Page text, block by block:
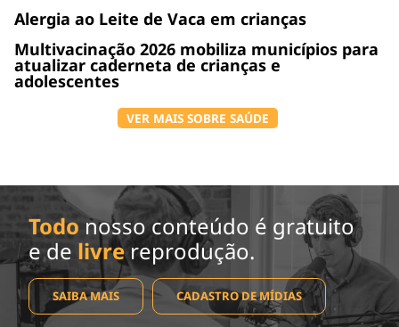
Alergia ao Leite de Vaca em crianças
Multivacinação 2026 mobiliza municípios para
atualizar caderneta de crianças e
adolescentes
VER MAIS SOBRE SAÚDE
Todo nosso conteúdo é gratuito
e de livrereprodução.
SAIBA MAIS CADASTRO DE MÍDIAS